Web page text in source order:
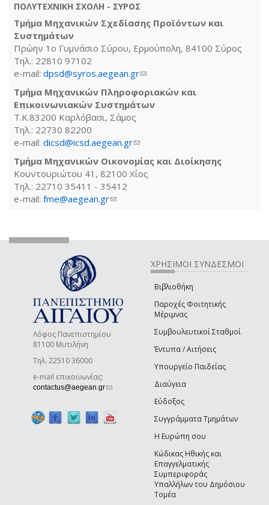
ΠΟΛΥΤΕΧΝΙΚΗ ΣΧΟΛΗ - ΣΥΡΟΣ
Τμήμα Μηχανικών Σχεδίασης Προϊόντων και
Συστημάτων
Πρώην 1ο Γυμνάσιο Σύρου, Ερμούπολη, 84100 Σύρος
Τηλ.: 22810 97102
e-mail: dpsd@syros.aegean.gr(link sends e-mail)
Τμήμα Μηχανικών Πληροφοριακών και
Επικοινωνιακών Συστημάτων
Τ.Κ.83200 Καρλόβασι, Σάμος
Τηλ.: 22730 82200
e-mail: dicsd@icsd.aegean.gr(link sends e-mail)
Τμήμα Μηχανικών Οικονομίας και Διοίκησης
Κουντουριώτου 41, 82100 Χίος
Τηλ.: 22710 35411 - 35412
e-mail: fme@aegean.gr(link sends e-mail)
Λόφος Πανεπιστημίου
81100 Μυτιλήνη
Τηλ. 22510 36000
e-mail επικοινωνίας:
contactus@aegean.gr(link sends e-mail)
ΧΡΗΣΙΜΟΙ ΣΥΝΔΕΣΜΟΙ
Βιβλιοθήκη
Παροχές Φοιτητικής
Μέριμνας
Συμβουλευτικοί Σταθμοί
Έντυπα / Αιτήσεις
Υπουργείο Παιδείας
Διαύγεια
Εύδοξος
Συγγράμματα Τμημάτων
Η Ευρώπη σου
Κώδικας Ηθικής και
Επαγγελματικής
Συμπεριφοράς
Υπαλλήλων του Δημόσιου
Τομέα